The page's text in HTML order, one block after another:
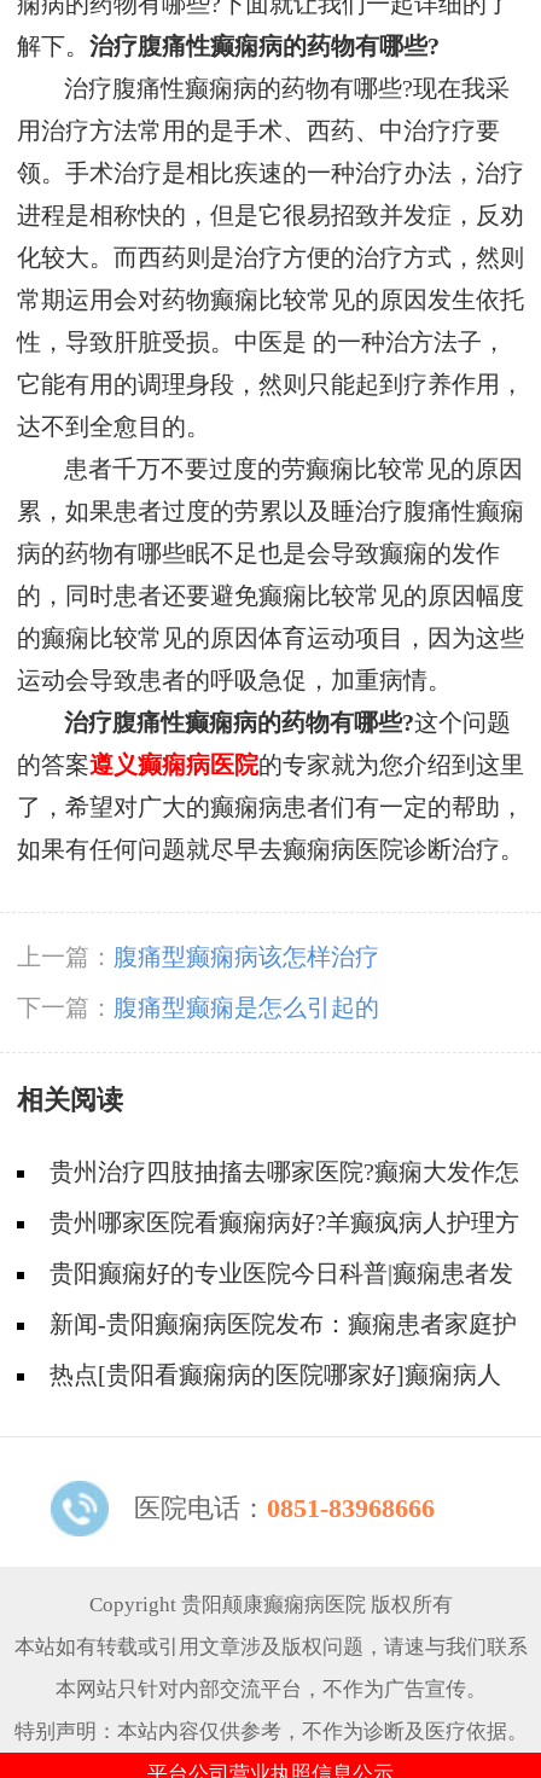
解下。 治疗腹痛性癫痫病的药物有哪些?
治疗腹痛性癫痫病的药物有哪些?现在我采
用治疗方法常用的是手术、西药、中治疗疗要
领。手术治疗是相比疾速的一种治疗办法，治疗
进程是相称快的，但是它很易招致并发症，反劝
化较大。而西药则是治疗方便的治疗方式，然则
常期运用会对药物癫痫比较常见的原因发生依托
性，导致肝脏受损。中医是 的一种治方法子，
它能有用的调理身段，然则只能起到疗养作用，
达不到全愈目的。
患者千万不要过度的劳癫痫比较常见的原因
累，如果患者过度的劳累以及睡治疗腹痛性癫痫
病的药物有哪些眠不足也是会导致癫痫的发作
的，同时患者还要避免癫痫比较常见的原因幅度
的癫痫比较常见的原因体育运动项目，因为这些
运动会导致患者的呼吸急促，加重病情。
治疗腹痛性癫痫病的药物有哪些?这个问题
的答案遵义癫痫病医院的专家就为您介绍到这里
了，希望对广大的癫痫病患者们有一定的帮助，
如果有任何问题就尽早去癫痫病医院诊断治疗。
上一篇： 腹痛型癫痫病该怎样治疗
下一篇： 腹痛型癫痫是怎么引起的
相关阅读
贵州治疗四肢抽搐去哪家医院?癫痫大发作怎
么护理是对的?
贵州哪家医院看癫痫病好?羊癫疯病人护理方
式有哪些?
贵阳癫痫好的专业医院今日科普|癫痫患者发
作家属应该怎么做?
新闻-贵阳癫痫病医院发布：癫痫患者家庭护
理与社会支持
热点[贵阳看癫痫病的医院哪家好]癫痫病人
医院电话： 0851-83968666
Copyright 贵阳颠康癫痫病医院 版权所有
本站如有转载或引用文章涉及版权问题，请速与我们联系
本网站只针对内部交流平台，不作为广告宣传。
特别声明：本站内容仅供参考，不作为诊断及医疗依据。